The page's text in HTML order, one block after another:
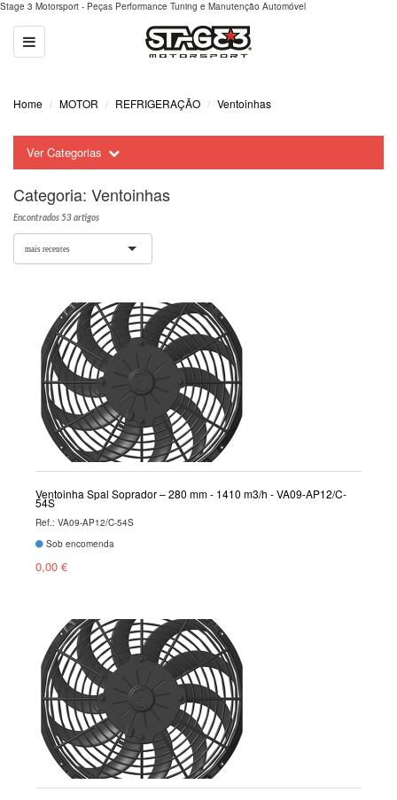
Stage 3 Motorsport - Peças Performance Tuning e Manutenção Automóvel
Toggle
navigation
Home MOTOR REFRIGERAÇÃO Ventoinhas
Ver Categorias
Categoria: Ventoinhas
Encontrados 53 artigos
mais recentes
Ventoinha Spal Soprador – 280 mm - 1410 m3/h - VA09-AP12/C-
54S
Ref.: VA09-AP12/C-54S
Sob encomenda
0,00 €